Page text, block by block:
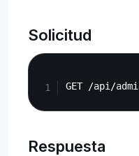
Solicitud
Respuesta